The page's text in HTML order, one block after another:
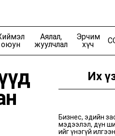
Клуб
оюун
Аялал,
жуулчлал
Эрчим
хүч
Их
Бизнес, эдийн
мэдээлэл, дүн
ийг үнэгүй